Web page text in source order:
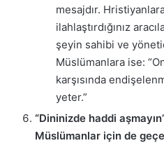
mesajdır.
ilahlaştırdığınız
şeyin sahibi ve
Müslümanlara ise:
karşısında
yeter.”
“Dininizde haddi
Müslümanlar için de